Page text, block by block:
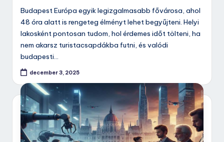
Budapest Európa egyik legizgalmasabb fővárosa, ahol
48 óra alatt is rengeteg élményt lehet begyűjteni. Helyi
lakosként pontosan tudom, hol érdemes időt tölteni, ha
nem akarsz turistacsapdákba futni, és valódi
budapesti…
december 3, 2025